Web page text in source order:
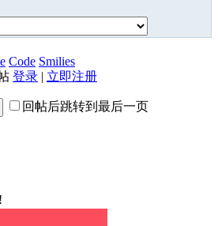
Code Smilies
登录 | 立即注册
回帖后跳转到最后一页